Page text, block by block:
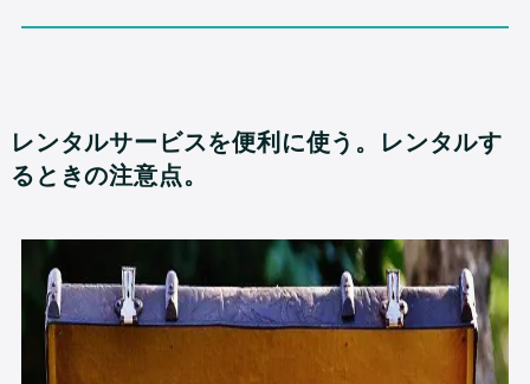
レンタルサービスを便利に使う。レンタルす
るときの注意点。